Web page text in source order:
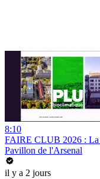
8:10
FAIRE CLUB 2026 : La
Pavillon de l'Arsenal
il y a 2 jours